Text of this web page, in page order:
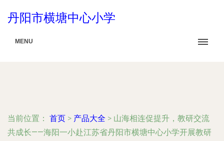
丹阳市横塘中心小学
MENU
当前位置： 首页 > 产品大全 > 山海相连促提升，教研交流
共成长——海阳一小赴江苏省丹阳市横塘中心小学开展教研